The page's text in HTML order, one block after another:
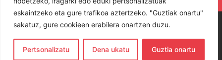
eskaintzeko eta gure trafikoa aztertzeko. "Guztiak onartu"
sakatuz, gure cookieen erabilera onartzen duzu.
Pertsonalizatu Dena ukatu Guztia onartu